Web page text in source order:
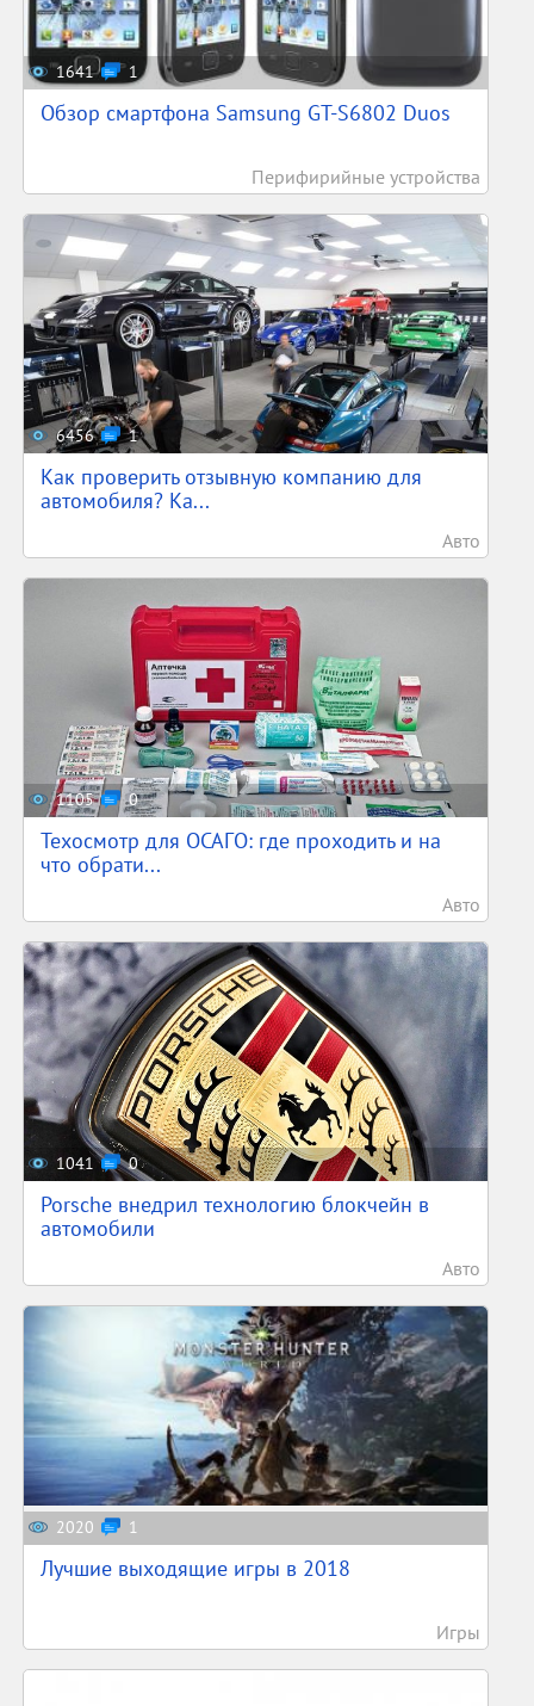
1641 1
Обзор смартфона Samsung GT-S6802 Duos
Перифирийные устройства
6456 1
Как проверить отзывную компанию для
автомобиля? Ка...
Авто
1105 0
Техосмотр для ОСАГО: где проходить и на
что обрати...
Авто
1041 0
Porsche внедрил технологию блокчейн в
автомобили
Авто
2020 1
Лучшие выходящие игры в 2018
Игры